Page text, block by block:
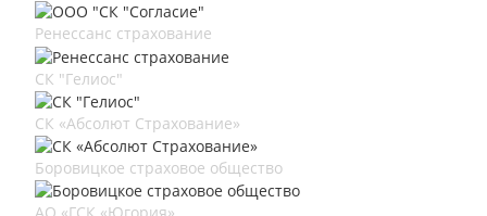
Ренессанс страхование
СК "Гелиос"
СК «Абсолют Страхование»
Боровицкое страховое общество